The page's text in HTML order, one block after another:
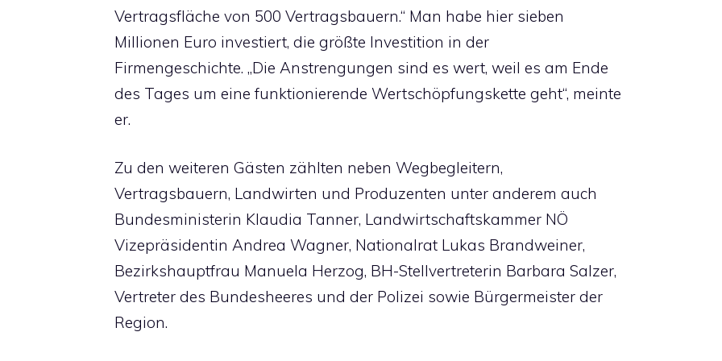
Vertragsfläche von 500 Vertragsbauern.“ Man habe hier sieben
Millionen Euro investiert, die größte Investition in der
Firmengeschichte. „Die Anstrengungen sind es wert, weil es am Ende
des Tages um eine funktionierende Wertschöpfungskette geht“, meinte
er.
Zu den weiteren Gästen zählten neben Wegbegleitern,
Vertragsbauern, Landwirten und Produzenten unter anderem auch
Bundesministerin Klaudia Tanner, Landwirtschaftskammer NÖ
Vizepräsidentin Andrea Wagner, Nationalrat Lukas Brandweiner,
Bezirkshauptfrau Manuela Herzog, BH-Stellvertreterin Barbara Salzer,
Vertreter des Bundesheeres und der Polizei sowie Bürgermeister der
Region.